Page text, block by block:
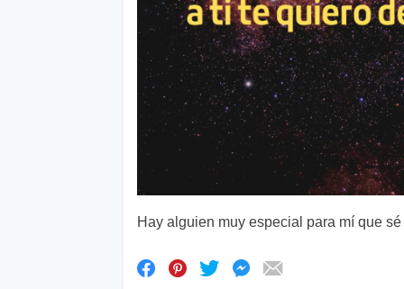
Hay alguien muy especial para mí que